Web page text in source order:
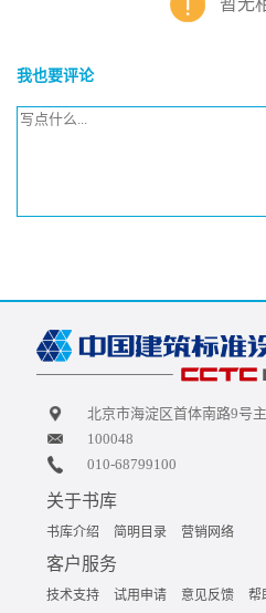
暂无
我也要评论
北京市海淀区首体南路9号
100048
010-68799100
关于书库
书库介绍 简明目录 营销网络
客户服务
技术支持 试用申请 意见反馈 帮